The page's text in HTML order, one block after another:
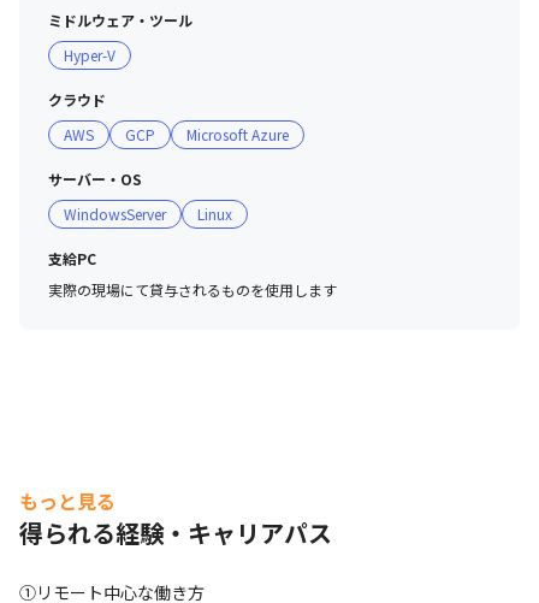
ミドルウェア・ツール
Hyper-V
クラウド
AWS
GCP Microsoft Azure
サーバー・OS
WindowsServer
Linux
支給PC
実際の現場にて貸与されるものを使用します
もっと見る
得られる経験・キャリアパス
①リモート中心な働き方